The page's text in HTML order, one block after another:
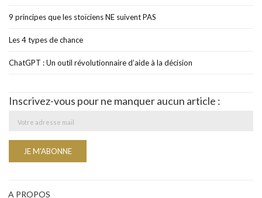
9 principes que les stoïciens NE suivent PAS
Les 4 types de chance
ChatGPT : Un outil révolutionnaire d’aide à la décision
Inscrivez-vous pour ne manquer aucun article :
A PROPOS